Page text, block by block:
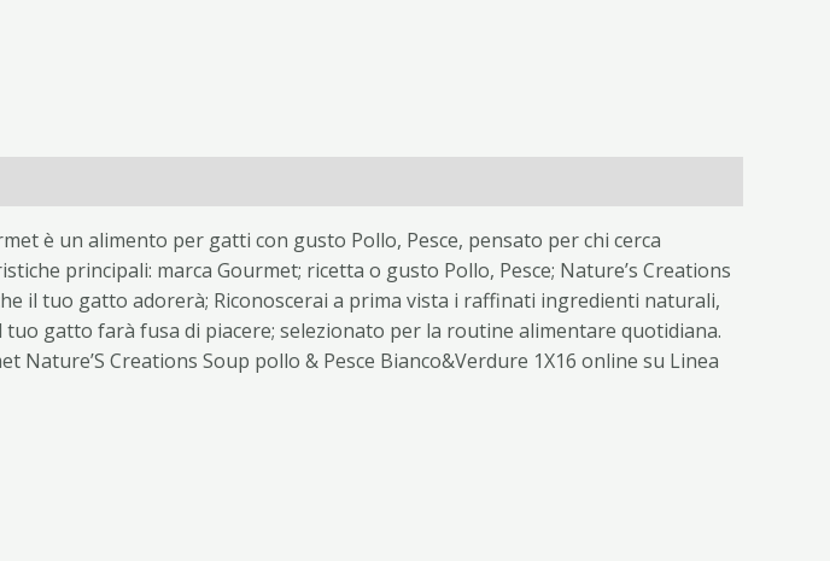
è un alimento per gatti con gusto Pollo, Pesce, pensato per chi cerca
principali: marca Gourmet; ricetta o gusto Pollo, Pesce; Nature’s Creations
il tuo gatto adorerà; Riconoscerai a prima vista i raffinati ingredienti naturali,
gatto farà fusa di piacere; selezionato per la routine alimentare quotidiana.
Creations Soup pollo & Pesce Bianco&Verdure 1X16 online su Linea